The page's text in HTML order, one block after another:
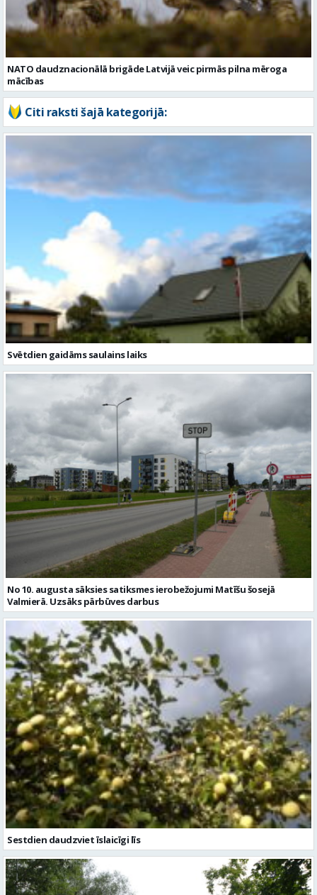
NATO daudznacionālā brigāde Latvijā veic pirmās pilna mēroga
mācības
Citi raksti šajā kategorijā:
Svētdien gaidāms saulains laiks
No 10. augusta sāksies satiksmes ierobežojumi Matīšu šosejā
Valmierā. Uzsāks pārbūves darbus
Sestdien daudzviet īslaicīgi līs